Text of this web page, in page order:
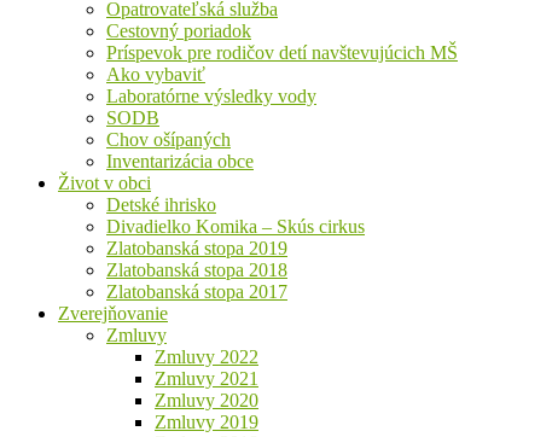
Opatrovateľská služba
Cestovný poriadok
Príspevok pre rodičov detí navštevujúcich MŠ
Ako vybaviť
Laboratórne výsledky vody
SODB
Chov ošípaných
Inventarizácia obce
Život v obci
Detské ihrisko
Divadielko Komika – Skús cirkus
Zlatobanská stopa 2019
Zlatobanská stopa 2018
Zlatobanská stopa 2017
Zverejňovanie
Zmluvy
Zmluvy 2022
Zmluvy 2021
Zmluvy 2020
Zmluvy 2019